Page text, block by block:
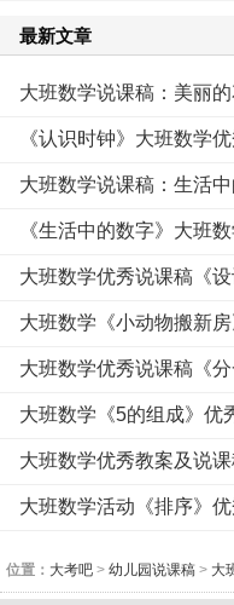
最新文章
大班数学说课稿：美丽
《认识时钟》大班数学
大班数学说课稿：生活
《生活中的数字》大班
大班数学优秀说课稿《
大班数学《小动物搬新
大班数学优秀说课稿《
大班数学《5的组成》优
大班数学优秀教案及说
大班数学活动《排序》
位置： 大考吧 > 幼儿园说课稿 > 大